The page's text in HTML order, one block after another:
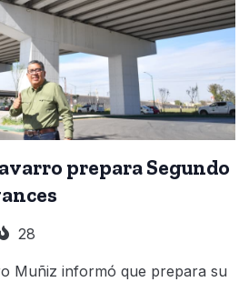
prepara Segundo
28
Muñiz informó que prepara su